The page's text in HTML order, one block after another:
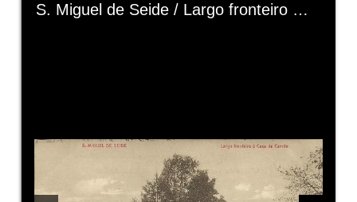
Media Viewer S. Miguel de Seide / Largo fronteiro á Casa de Camilo